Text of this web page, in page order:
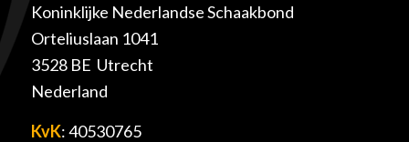
Koninklijke Nederlandse Schaakbond
Orteliuslaan 1041
3528 BE Utrecht
Nederland
KvK: 40530765